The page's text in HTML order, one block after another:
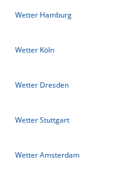
Wetter Hamburg
Wetter Köln
Wetter Dresden
Wetter Stuttgart
Wetter Amsterdam